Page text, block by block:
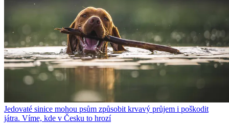
Jedovaté sinice mohou psům způsobit krvavý průjem i poškodit
játra. Víme, kde v Česku to hrozí